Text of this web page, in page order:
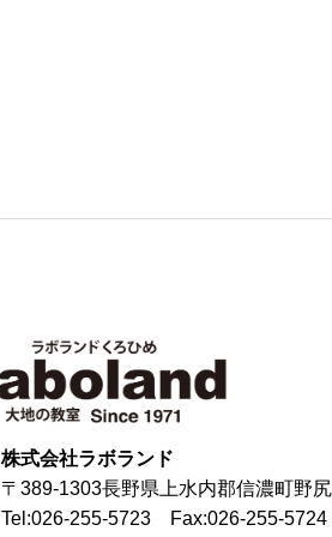
株式会社ラボランド
〒389-1303長野県上水内郡信濃町野
Tel:026-255-5723 Fax:026-255-5724